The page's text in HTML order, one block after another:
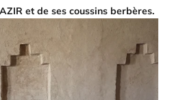
et de ses coussins berbères.